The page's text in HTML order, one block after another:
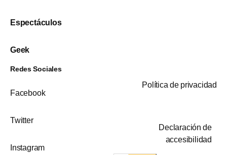
Espectáculos
Geek
Redes Sociales
Facebook
Twitter
Instagram
Política de privacidad
Declaración de
accesibilidad